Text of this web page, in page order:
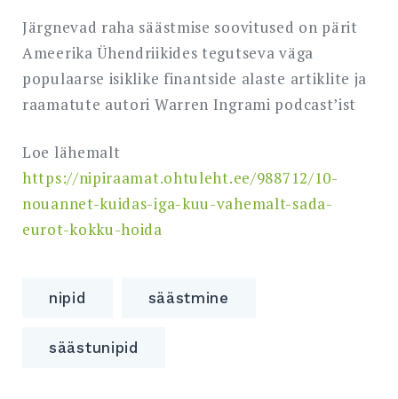
Järgnevad raha säästmise soovitused on pärit
Ameerika Ühendriikides tegutseva väga
populaarse isiklike finantside alaste artiklite ja
raamatute autori Warren Ingrami podcast’ist
Loe lähemalt
https://nipiraamat.ohtuleht.ee/988712/10-
nouannet-kuidas-iga-kuu-vahemalt-sada-
eurot-kokku-hoida
nipid säästmine
säästunipid